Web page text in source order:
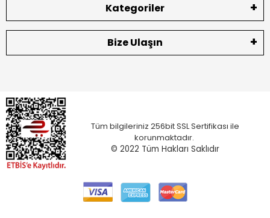
Kategoriler
Bize Ulaşın
Tüm bilgileriniz 256bit SSL Sertifikası ile
korunmaktadır.
© 2022 Tüm Hakları Saklıdır